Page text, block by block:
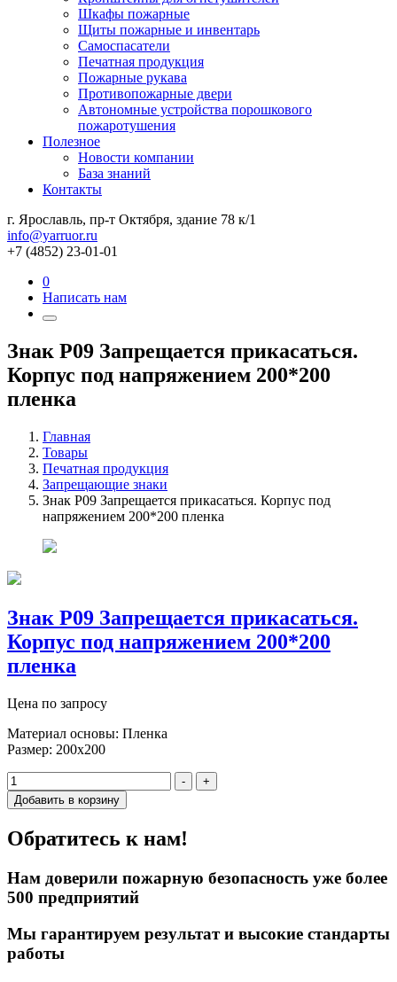
Шкафы пожарные
Щиты пожарные и инвентарь
Самоспасатели
Печатная продукция
Пожарные рукава
Противопожарные двери
Автономные устройства порошкового
пожаротушения
Полезное
Новости компании
База знаний
Контакты
г. Ярославль, пр-т Октября, здание 78 к/1
info@yarruor.ru
+7 (4852) 23-01-01
0
Написать нам
Знак P09 Запрещается прикасаться.
Корпус под напряжением 200*200
пленка
Главная
Товары
Печатная продукция
Запрещающие знаки
Знак P09 Запрещается прикасаться. Корпус под
напряжением 200*200 пленка
Знак P09 Запрещается прикасаться.
Корпус под напряжением 200*200
пленка
Цена по запросу
Материал основы: Пленка
Размер: 200х200
-
+
Добавить в корзину
Обратитесь к нам!
Нам доверили пожарную безопасность уже более
500 предприятий
Мы гарантируем результат и высокие стандарты
работы